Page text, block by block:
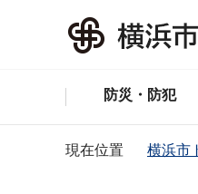
防災・防犯
現在位置 横浜市